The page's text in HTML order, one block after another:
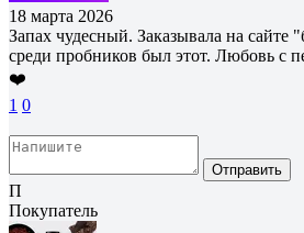
18 марта 2026
Запах чудесный. Заказывала на сайте
среди пробников был этот. Любовь с
❤️
1 0
Отправить
П
Покупатель